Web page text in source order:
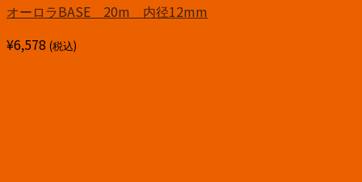
オーロラBASE 20m 内径12mm
¥6,578 (税込)